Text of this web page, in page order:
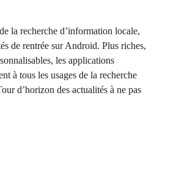
la recherche d’information locale,
de rentrée sur Android. Plus riches,
les applications
à tous les usages de la recherche
d’horizon des actualités à ne pas